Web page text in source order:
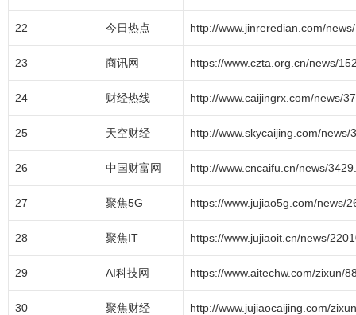
22 今日热点 http://www.jinreredian.com/
23 商讯网 https://www.czta.org.cn/news/
24 财经热线 http://www.caijingrx.com/news/
25 天空财经 http://www.skycaijing.com/news/
26 中国财富网 http://www.cncaifu.cn/news/
27 聚焦5G https://www.jujiao5g.com/news/
28 聚焦IT https://www.jujiaoit.cn/news/
29 AI科技网 https://www.aitechw.com/zixun/
30 聚焦财经 http://www.jujiaocaijing.com/